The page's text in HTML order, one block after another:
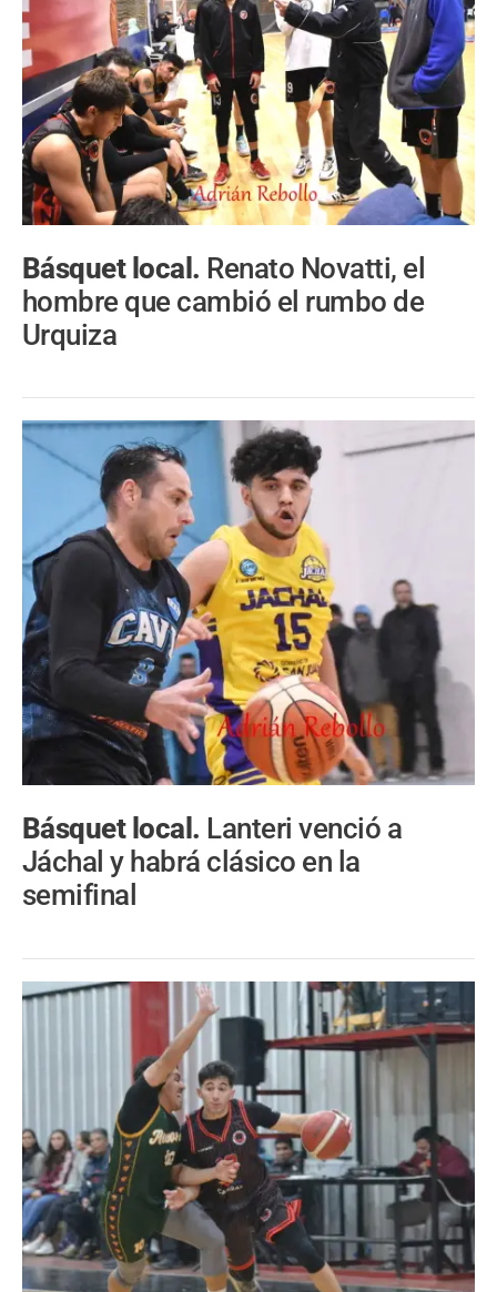
Básquet local. Renato Novatti, el
hombre que cambió el rumbo de
Urquiza
Básquet local. Lanteri venció a
Jáchal y habrá clásico en la
semifinal